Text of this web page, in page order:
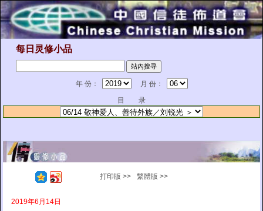
每日灵修小品
年 份：
月 份：
目 录
打印版 >> 繁體版 >>
2019年6月14日